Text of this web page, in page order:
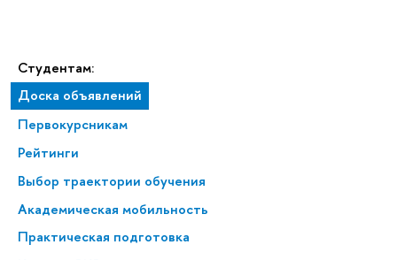
Студентам:
Доска объявлений
Первокурсникам
Рейтинги
Выбор траектории обучения
Академическая мобильность
Практическая подготовка